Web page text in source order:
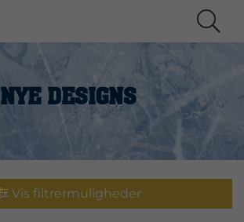
NYE DESIGNS
Vis filtrermuligheder